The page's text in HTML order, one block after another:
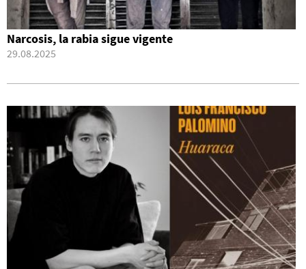
Narcosis, la rabia sigue vigente
29.08.2025